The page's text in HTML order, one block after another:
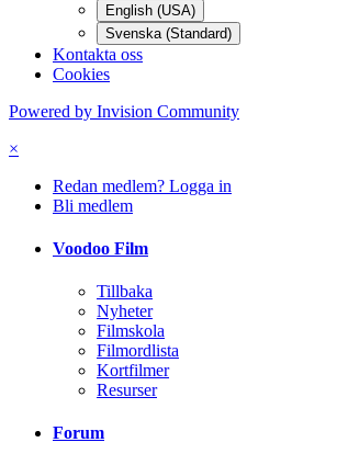
English (USA)
Svenska (Standard)
Kontakta oss
Cookies
Powered by Invision Community
×
Redan medlem? Logga in
Bli medlem
Voodoo Film
Tillbaka
Nyheter
Filmskola
Filmordlista
Kortfilmer
Resurser
Forum